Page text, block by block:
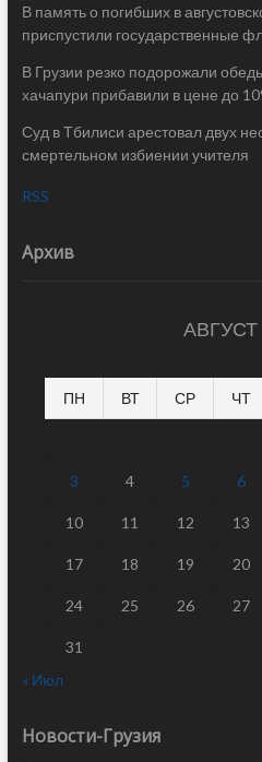
В память о погибших в
приспустили государственные
В Грузии резко подорожали
хачапури прибавили в цене до
Суд в Тбилиси арестовал двух
смертельном избиении учителя
RSS
Архив
АВГУСТ
ПН ВТ СР ЧТ
3 4 5 6
10 11 12 13
17 18 19 20
24 25 26 27
31
« Июл
Новости-Грузия